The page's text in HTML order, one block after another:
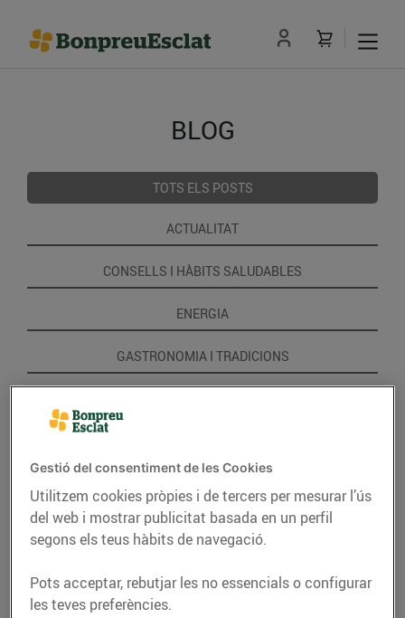
BLOG
TOTS ELS POSTS
ACTUALITAT
CONSELLS I HÀBITS SALUDABLES
ENERGIA
GASTRONOMIA I TRADICIONS
Gestió del consentiment de les Cookies
Utilitzem cookies pròpies i de tercers per mesurar l’ús
del web i mostrar publicitat basada en un perfil
segons els teus hàbits de navegació.
Pots acceptar, rebutjar les no essencials o configurar
les teves preferències.